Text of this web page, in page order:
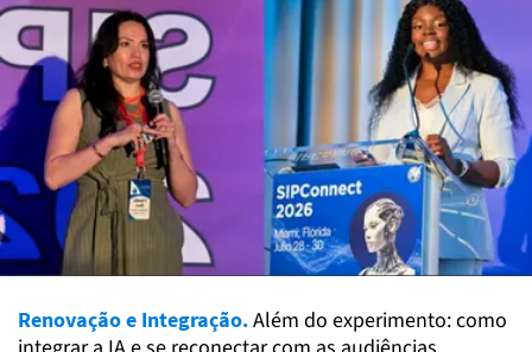
Renovação e Integração.Além do experimento: como